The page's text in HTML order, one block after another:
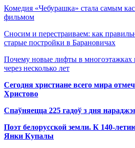
Комедия «Чебурашка» стала самым
фильмом
Сносим и перестраиваем: как
старые постройки в Барановичах
Почему новые лифты в многоэтажках
через несколько лет
Сегодня христиане всего мира
Христово
Спаўняецца 225 гадоў з дня
Поэт белорусской земли. К 140-
Янки Купалы